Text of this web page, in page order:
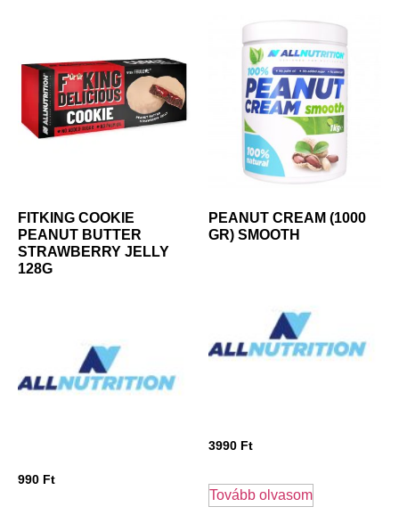
FITKING COOKIE
PEANUT BUTTER
STRAWBERRY JELLY
128G
990 Ft
PEANUT CREAM (1000
GR) SMOOTH
3990 Ft
Tovább olvasom